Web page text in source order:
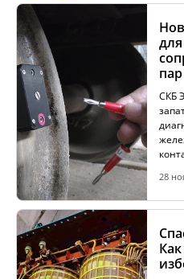
КОМПЛЕКТЫ ДЛЯ
ЛАБОРАТОРИЙ (ЭТЛ)
ТРАССОПОИСКОВОЕ
ИДЕНТИФИКАТОРЫ
ДОПОЛНИТЕЛЬНОЕ
АРХИВ
СКБ
28